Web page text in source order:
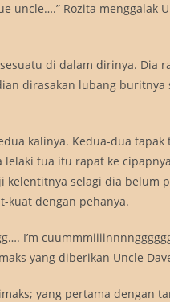
uncle….” Rozita menggalak
di dalam dirinya. Dia
dirasakan lubang
kalinya. Kedua-dua
tua itu rapat ke
kelentitnya selagi dia
kuat dengan pehanya.
I’m
yang diberikan Uncle
yang pertama dengan